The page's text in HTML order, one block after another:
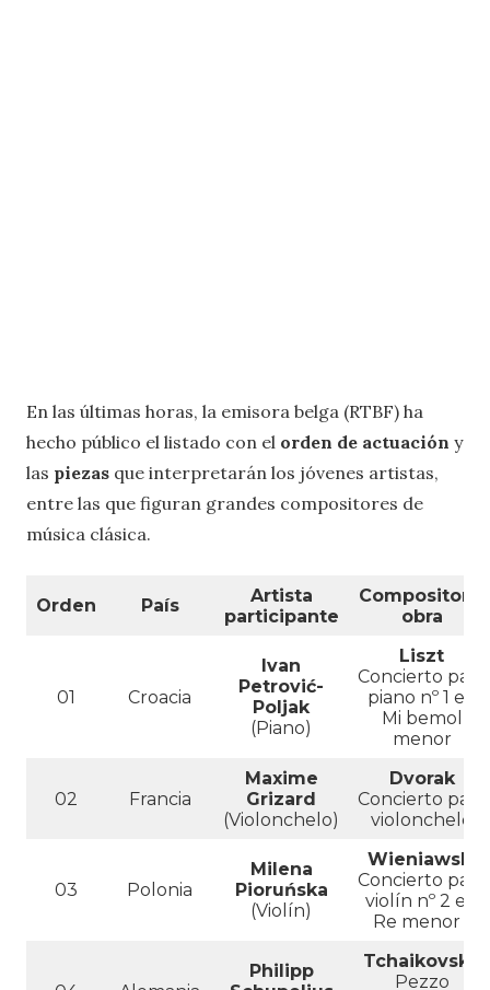
En las últimas horas, la emisora belga (RTBF) ha
hecho público el listado con el orden de actuación y
las piezas que interpretarán los jóvenes artistas,
entre las que figuran grandes compositores de
música clásica.
Orden País
Artista
participante
Compositor y
obra
01 Croacia
Ivan
Petrović-
Poljak
(Piano)
Liszt
Concierto para
piano nº 1 en
Mi bemol
menor
02 Francia
Maxime
Grizard
(Violonchelo)
Dvorak
Concierto para
violonchelo
03 Polonia
Milena
Pioruńska
(Violín)
Wieniawski
Concierto para
violín nº 2 en
Re menor
Philipp
Tchaikovsky
Pezzo